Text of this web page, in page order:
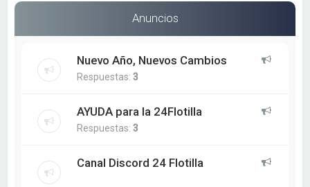
Anuncios
Nuevo Año, Nuevos Cambios
Respuestas:3
AYUDA para la 24Flotilla
Respuestas:3
Canal Discord 24 Flotilla